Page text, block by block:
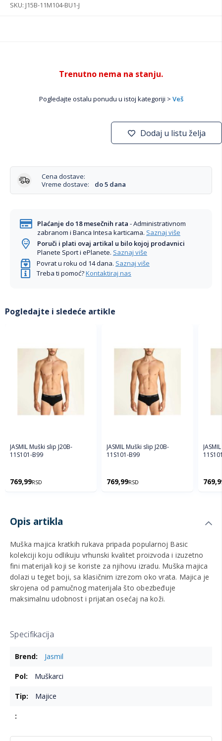
SKU J15B-11M104-BU1-J
Trenutno nema na stanju.
Pogledajte ostalu ponudu u istoj kategoriji > Veš
Dodaj u listu želja
Cena dostave:
Vreme dostave:
do 5 dana
Plaćanje do 18 mesečnih rata - Administrativnom
zabranom i Banca Intesa karticama. Saznaj više
Poruči i plati ovaj artikal u bilo kojoj prodavnici
Planete Sport i ePlanete. Saznaj više
Povrat u roku od 14 dana. Saznaj više
Treba ti pomoć?Kontaktiraj nas
Pogledajte i sledeće artikle
JASMIL Muški slip J20B-
11S101-B99
769,99RSD
JASMIL Muški slip J20B-
11S101-B99
769,99RSD
Opis artikla
Muška majica kratkih rukava pripada popularnoj Basic
kolekciji koju odlikuju vrhunski kvalitet proizvoda i izuzetno
fini materijali koji se koriste za njihovu izradu. Muška majica
dolazi u teget boji, sa klasičnim izrezom oko vrata. Majica je
skrojena od pamučnog materijala što obezbeđuje
maksimalnu udobnost i prijatan osećaj na koži.
Specifikacija
informacijaJasmil
Muškarci
Majice